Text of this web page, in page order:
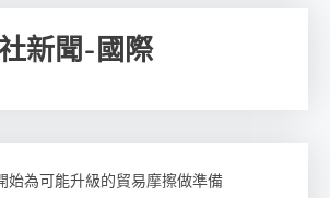
新聞-國際
始為可能升級的貿易摩擦做準備